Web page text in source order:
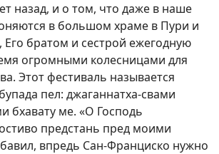
назад, и о том, что даже в наше
в большом храме в Пури и
братом и сестрой ежегодную
огромными колесницами для
Этот фестиваль называется
пел: джаганнатха-свами
бхавату ме. «О Господь
предстань пред моими
впредь Сан-Франциско нужно